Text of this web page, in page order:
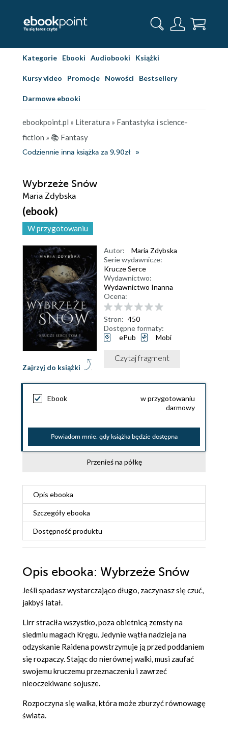
Kategorie Ebooki Audiobooki Książki
Kursy video Promocje Nowości Bestsellery
Darmowe ebooki
ebookpoint.pl » Literatura » Fantastyka i science-
fiction » 📚 Fantasy
Codziennie inna książka za 9,90zł
Wybrzeże Snów
Maria Zdybska
(ebook)
W przygotowaniu
Zajrzyj do książki
Autor:
Maria Zdybska
Serie wydawnicze:
Krucze Serce
Wydawnictwo:
Wydawnictwo Inanna
Ocena:
Stron: 450
Dostępne formaty:
ePub
Mobi
Czytaj fragment
Ebook
w przygotowaniu
darmowy
Powiadom mnie, gdy książka będzie dostępna
Przenieś na półkę
Opis ebooka
Szczegółyebooka
Dostępność produktu
Opis ebooka: Wybrzeże Snów
Jeśli spadasz wystarczająco długo, zaczynasz się czuć,
jakbyś latał.
Lirr straciła wszystko, poza obietnicą zemsty na
siedmiu magach Kręgu. Jedynie wątła nadzieja na
odzyskanie Raidena powstrzymuje ją przed poddaniem
się rozpaczy. Stając do nierównej walki, musi zaufać
swojemu kruczemu przeznaczeniu i zawrzeć
nieoczekiwane sojusze.
Rozpoczyna się walka, która może zburzyć równowagę
świata.